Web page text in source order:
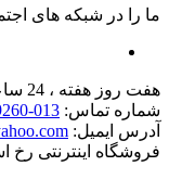
ما را در شبکه های
هفت روز هفته ، 24 ساعت شبانه‌روز پاسخگوی شما هستیم.
شماره تماس: 013-33509260 09111830296
آدرس ایمیل:
فروشگاه اینترنتی رخ